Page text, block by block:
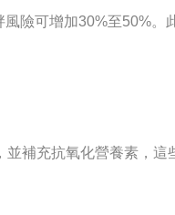
險可增加30%至50%
補充抗氧化營養素，這